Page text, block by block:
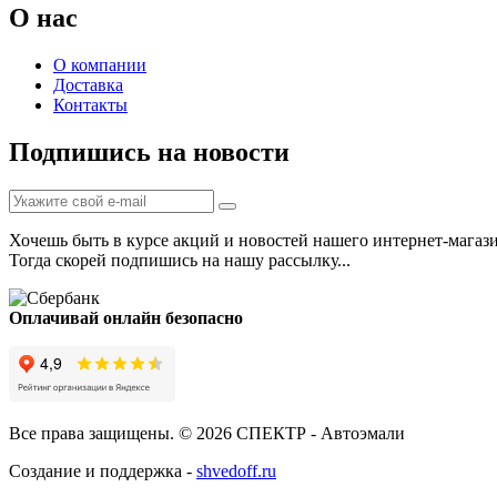
О нас
О компании
Доставка
Контакты
Подпишись на новости
Хочешь быть в курсе акций и новостей нашего интернет-
Тогда скорей подпишись на нашу рассылку...
Оплачивай онлайн безопасно
Все права защищены. © 2026 СПЕКТР - Автоэмали
Создание и поддержка - shvedoff.ru